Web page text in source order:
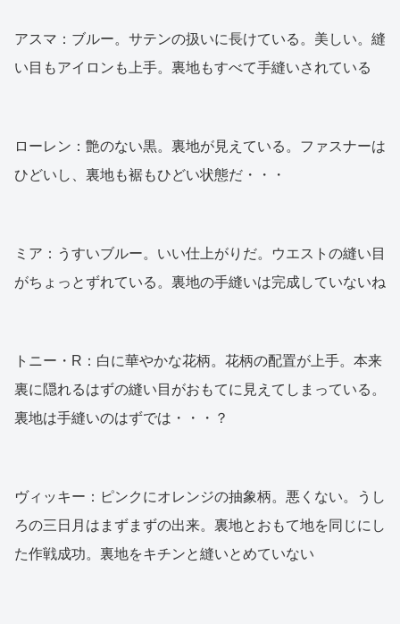
アスマ：ブルー。サテンの扱いに長けている。美しい。縫
い目もアイロンも上手。裏地もすべて手縫いされている
ローレン：艶のない黒。裏地が見えている。ファスナーは
ひどいし、裏地も裾もひどい状態だ・・・
ミア：うすいブルー。いい仕上がりだ。ウエストの縫い目
がちょっとずれている。裏地の手縫いは完成していないね
トニー・R：白に華やかな花柄。花柄の配置が上手。本来
裏に隠れるはずの縫い目がおもてに見えてしまっている。
裏地は手縫いのはずでは・・・？
ヴィッキー：ピンクにオレンジの抽象柄。悪くない。うし
ろの三日月はまずまずの出来。裏地とおもて地を同じにし
た作戦成功。裏地をキチンと縫いとめていない